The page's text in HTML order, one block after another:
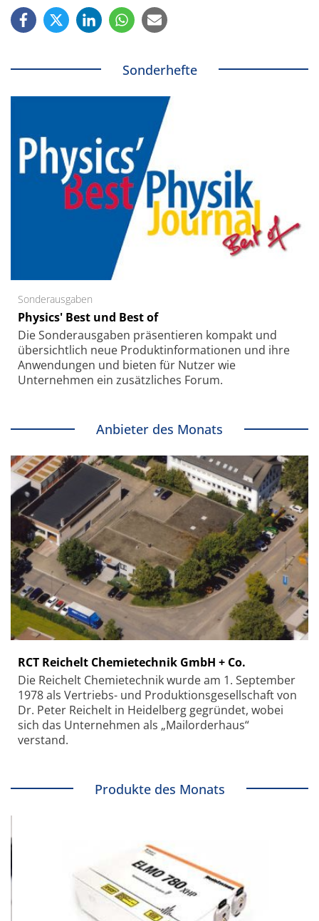
Sonderhefte
Sonderausgaben
Physics' Best und Best of
Die Sonder­ausgaben präsentieren kompakt und
übersichtlich neue Produkt­informationen und ihre
Anwendungen und bieten für Nutzer wie
Unternehmen ein zusätzliches Forum.
Anbieter des Monats
RCT Reichelt Chemietechnik GmbH + Co.
Die Reichelt Chemietechnik wurde am 1. September
1978 als Vertriebs- und Produktionsgesellschaft von
Dr. Peter Reichelt in Heidelberg gegründet, wobei
sich das Unternehmen als „Mailorderhaus“
verstand.
Produkte des Monats